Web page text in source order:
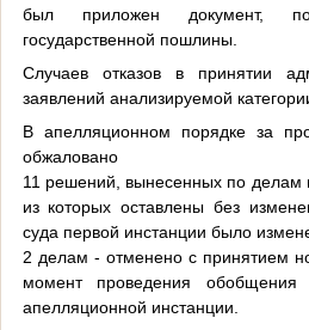
был приложен документ,
государственной пошлины.
Случаев отказов в принятии
заявлений анализируемой
В апелляционном порядке за
обжаловано
11 решений, вынесенных по делам
из которых оставлены без
суда первой инстанции было
2 делам - отменено с принятием
момент проведения
апелляционной инстанции.